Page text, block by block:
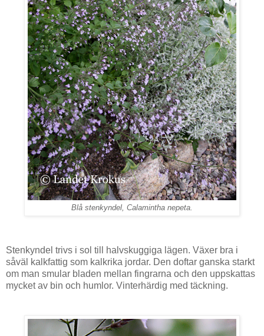
Blå stenkyndel, Calamintha nepeta.
Stenkyndel trivs i sol till halvskuggiga lägen. Växer bra i
såväl kalkfattig som kalkrika jordar. Den doftar ganska starkt
om man smular bladen mellan fingrarna och den uppskattas
mycket av bin och humlor. Vinterhärdig med täckning.